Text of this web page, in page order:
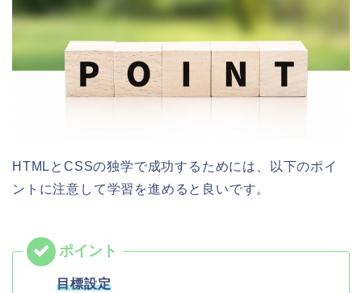
HTMLとCSSの独学で成功するためには、以下のポイ
ントに注意して学習を進めると良いです。
目標設定